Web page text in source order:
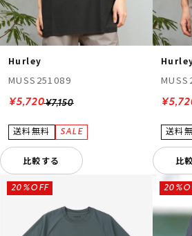
Hurley
MUSS251089
¥7,150
¥5,720
比較する 比
20%OFF